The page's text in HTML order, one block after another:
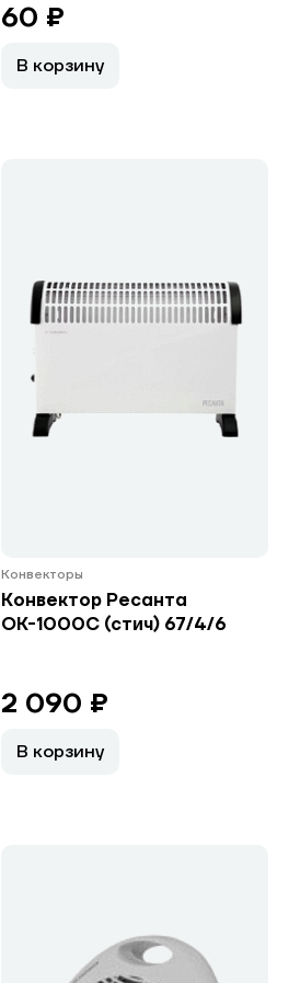
60 ₽
В корзину
Конвекторы
Конвектор Ресанта
ОК-1000С (стич) 67/4/6
2 090 ₽
В корзину